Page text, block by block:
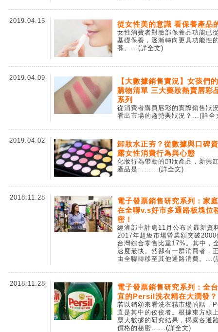
2019.04.15 從女性美的意識 看保養產品
女性消費者對臉部保養品功能已
基礎保養，逐漸轉向更具功能性
養。 ...(詳全文)
2019.04.09
【大數據銷售實況】女孩們
購物清單 三大藥妝熱賣唇彩
系列
從消費者購買唇彩的實際銷售狀
看出市場的趨勢與狀況？ ...(詳全
2019.04.02
卸妝水正夯？從數據與口碑
露女性消費行為與心態
化妝行為帶動的卸妝產品，新興
產品是…… ...(詳全文)
2018.11.28
電子發票銷售研究系列：家
在全聯v.s好市多通路板塊位
密！
經濟部主計處11月公布的最新資
2017年超級市場營業額突破2000
台灣綜合零售比重17%。其中，
速度最快。然卻有一群消費者，
由全聯轉移至其他通路消費。 ...(
2018.11.28
電子發票銷售研究系列：全
宜的Persil洗衣精在大潤發
若以銷額來看洗衣精市場的話，
直是其中的佼佼者。根據東方線
票大數據的研究結果，揭露各通
價格的秘密... ...(詳全文)